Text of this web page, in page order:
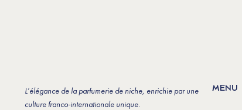
L’élégance de la parfumerie de niche, enrichie par une
culture franco-internationale unique.
MENU